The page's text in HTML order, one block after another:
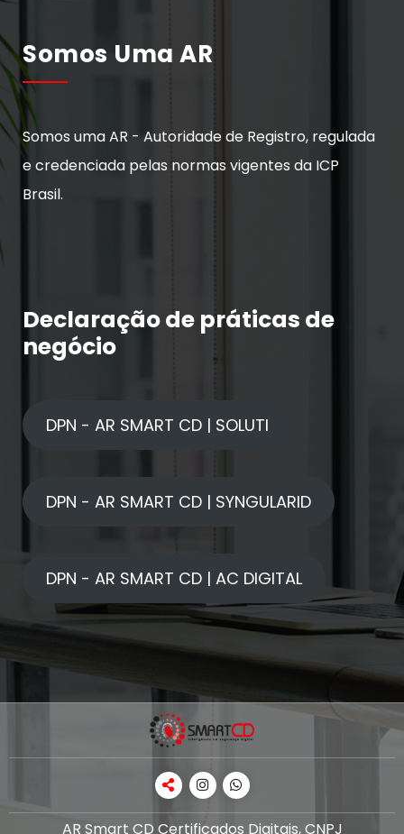
Somos Uma AR
Somos uma AR - Autoridade de Registro, regulada
e credenciada pelas normas vigentes da ICP
Brasil.
Declaração de práticas de
negócio
DPN - AR SMART CD | SOLUTI
DPN - AR SMART CD | SYNGULARID
DPN - AR SMART CD | AC DIGITAL
AR Smart CD Certificados Digitais, CNPJ